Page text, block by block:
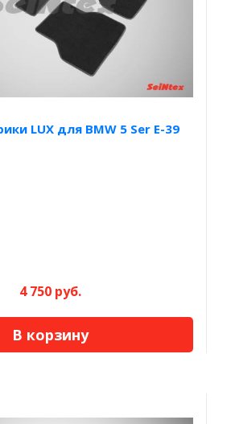
LUX для BMW 5 Ser E-39
4 750 руб.
В корзину